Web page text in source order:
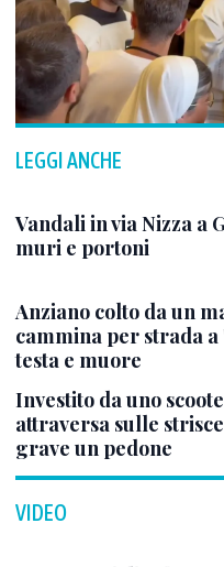
LEGGI ANCHE
Vandali in via Nizza a
muri e portoni
Anziano colto da un
cammina per strada
testa e muore
Investito da uno
attraversa sulle
grave un pedone
VIDEO